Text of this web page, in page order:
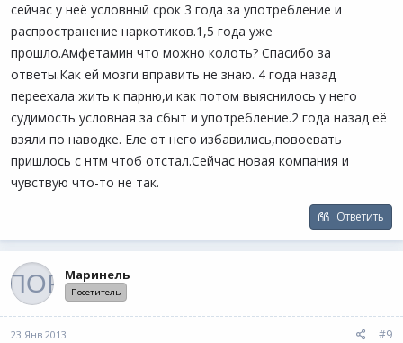
сейчас у неё условный срок 3 года за употребление и
распространение наркотиков.1,5 года уже
прошло.Амфетамин что можно колоть? Спасибо за
ответы.Как ей мозги вправить не знаю. 4 года назад
переехала жить к парню,и как потом выяснилось у него
судимость условная за сбыт и употребление.2 года назад её
взяли по наводке. Еле от него избавились,повоевать
пришлось с нтм чтоб отстал.Сейчас новая компания и
чувствую что-то не так.
Ответить
Маринель
Посетитель
23 Янв 2013 #9